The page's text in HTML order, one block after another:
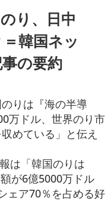
り、日中
韓国ネッ
の要約
りは『海の半導
万ドル、世界のり市
めている」と伝え
は「韓国のりは
が6億5000万ドル
ェア70％を占める好